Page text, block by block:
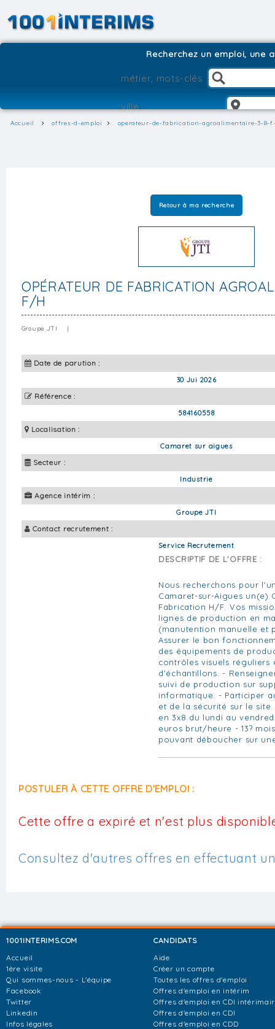
Recherchez un emploi, une
Accueil offres-d-emploi operateur-de-fabrication-agroalimentaire-3-8-f-
Retour à ma recherche
OPÉRATEUR DE FABRICATION
F/H
Groupe JTI |
Date de parution :
30 Jui 2026
Référence :
584160558
Localisation :
Camaret sur aigues
Secteur :
Industrie
Agence intérim :
Groupe JTI
Contact recrutement :
Service Recrutement
DESCRIPTIF DE L'OFFRE :
Nous recherchons pour
Camaret-sur-Aigues un(e)
Fabrication H/F. Vos
lignes de production en
(manutention manuelle et
Assurer le bon
des équipements de
contrôles visuels réguliers
d'échantillons. -
suivi de production sur
informatique. - Participer
et de la sécurité sur le
en 3x8 du lundi au
euros brut/heure - 13?
pouvant déboucher sur
POSTULER À CETTE OFFRE D'EMPLOI :
Cette offre a expiré et n'est plus
Consultez d'autres offres en effectuant
1001INTERIMS.COM
Accueil
1ère visite
Qui sommes-nous - L'équipe
Facebook
Twitter
Linkedin
Infos légales
CANDIDATS
Aide
Créer un compte
Toutes les offres d'emploi
Offres d'emploi en intérim
Offres d'emploi en CDI
Offres d'emploi en CDI
Offres d'emploi en CDD